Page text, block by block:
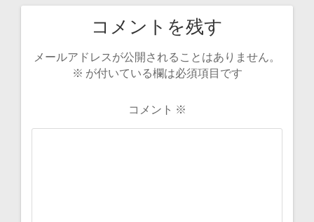
コメントを残す
メールアドレスが公開されることはありません。
※ が付いている欄は必須項目です
コメント ※